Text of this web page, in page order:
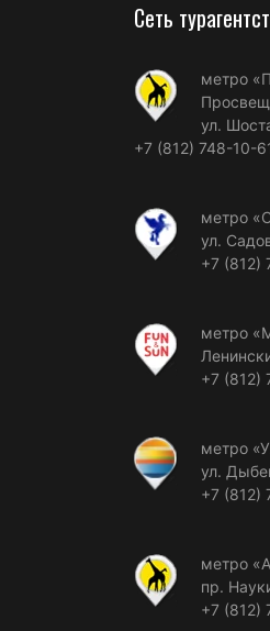
Сеть
метро
ул.
+7 (812) 748-10-
метро
ул.
+7 (812)
метро
+7 (812)
метро
ул.
+7 (812)
метро
пр.
+7 (812)